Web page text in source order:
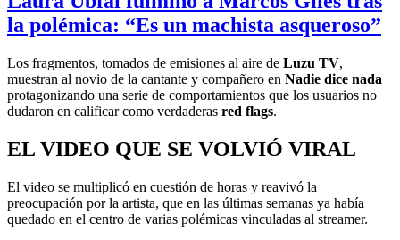
la polémica: “Es un machista asqueroso”
Los fragmentos, tomados de emisiones al aire de Luzu TV,
muestran al novio de la cantante y compañero en Nadie dice nada
protagonizando una serie de comportamientos que los usuarios no
dudaron en calificar como verdaderas red flags.
EL VIDEO QUE SE VOLVIÓ VIRAL
El video se multiplicó en cuestión de horas y reavivó la
preocupación por la artista, que en las últimas semanas ya había
quedado en el centro de varias polémicas vinculadas al streamer.